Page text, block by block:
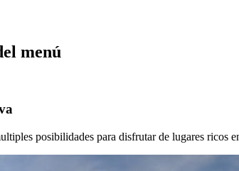
menú
posibilidades para disfrutar de lugares ricos